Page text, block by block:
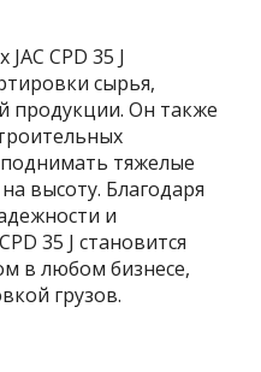
CPD 35 J
сырья,
продукции. Он также
тяжелые
высоту. Благодаря
и
35 J становится
в любом бизнесе,
грузов.